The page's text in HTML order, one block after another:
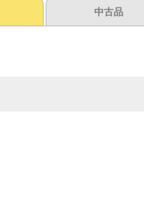
中古品